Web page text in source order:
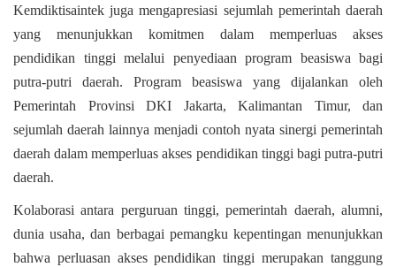
Kemdiktisaintek juga mengapresiasi sejumlah pemerintah daerah
yang menunjukkan komitmen dalam memperluas akses
pendidikan tinggi melalui penyediaan program beasiswa bagi
putra-putri daerah. Program beasiswa yang dijalankan oleh
Pemerintah Provinsi DKI Jakarta, Kalimantan Timur, dan
sejumlah daerah lainnya menjadi contoh nyata sinergi pemerintah
daerah dalam memperluas akses pendidikan tinggi bagi putra-putri
daerah.
Kolaborasi antara perguruan tinggi, pemerintah daerah, alumni,
dunia usaha, dan berbagai pemangku kepentingan menunjukkan
bahwa perluasan akses pendidikan tinggi merupakan tanggung